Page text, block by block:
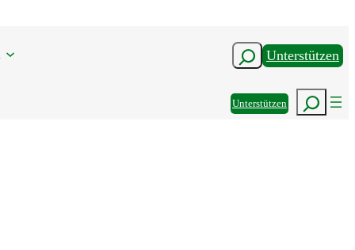
SuchenUnterstützen
UnterstützenSuchen